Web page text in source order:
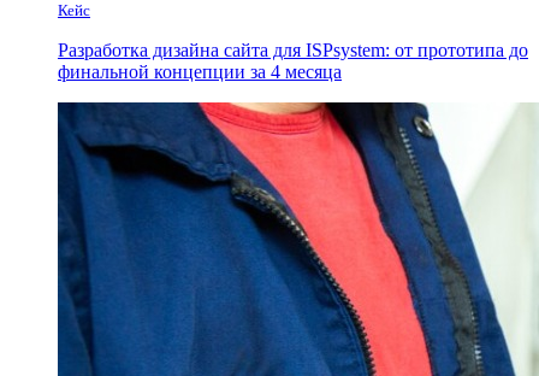
Кейс
Разработка дизайна сайта для ISPsystem: от прототипа до
финальной концепции за 4 месяца